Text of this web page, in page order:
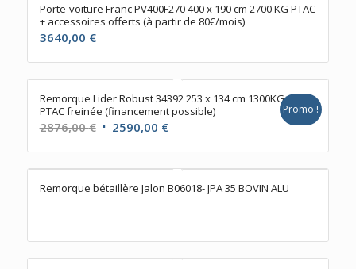
Porte-voiture Franc PV400F270 400 x 190 cm 2700 KG PTAC
+ accessoires offerts (à partir de 80€/mois)
3640,00 €
Remorque Lider Robust 34392 253 x 134 cm 1300KG
PTAC freinée (financement possible)
2876,00€ Le
était :
2590,00 €Le
est :
Promo !
Remorque bétaillère Jalon B06018- JPA 35 BOVIN ALU